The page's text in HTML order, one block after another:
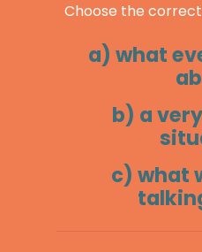
Choose the
a) what
b) a
c) what